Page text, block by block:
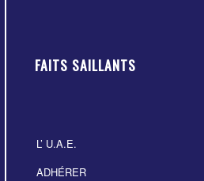
FAITS SAILLANTS
L’ U.A.E.
ADHÉRER